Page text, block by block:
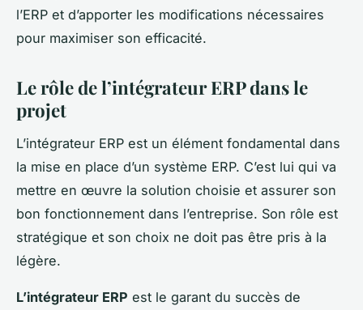
l’ERP et d’apporter les modifications nécessaires
pour maximiser son efficacité.
Le rôle de l’intégrateur ERP dans le
projet
L’intégrateur ERP est un élément fondamental dans
la mise en place d’un système ERP. C’est lui qui va
mettre en œuvre la solution choisie et assurer son
bon fonctionnement dans l’entreprise. Son rôle est
stratégique et son choix ne doit pas être pris à la
légère.
L’intégrateur ERP est le garant du succès de